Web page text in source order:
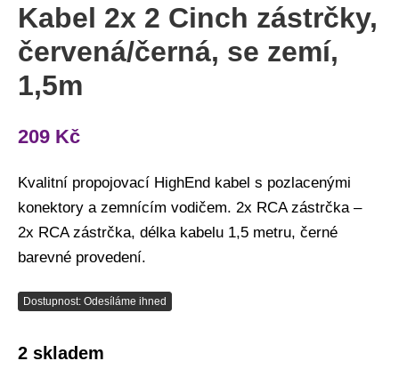
Kabel 2x 2 Cinch zástrčky,
červená/černá, se zemí,
1,5m
209 Kč
Kvalitní propojovací HighEnd kabel s pozlacenými
konektory a zemnícím vodičem. 2x RCA zástrčka –
2x RCA zástrčka, délka kabelu 1,5 metru, černé
barevné provedení.
Dostupnost: Odesíláme ihned
2 skladem